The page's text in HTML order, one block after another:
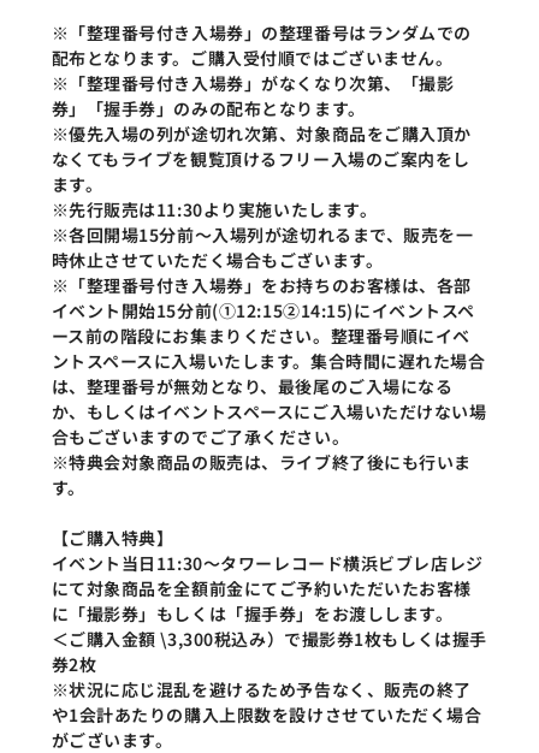
※「整理番号付き入場券」の整理番号はランダムでの
配布となります。ご購入受付順ではございません。
※「整理番号付き入場券」がなくなり次第、「撮影
券」「握手券」のみの配布となります。
※優先入場の列が途切れ次第、対象商品をご購入頂か
なくてもライブを観覧頂けるフリー入場のご案内をし
ます。
※先行販売は11:30より実施いたします。
※各回開場15分前～入場列が途切れるまで、販売を一
時休止させていただく場合もございます。
※「整理番号付き入場券」をお持ちのお客様は、各部
イベント開始15分前(①12:15②14:15)にイベントスペ
ース前の階段にお集まりください。整理番号順にイベ
ントスペースに入場いたします。集合時間に遅れた場合
は、整理番号が無効となり、最後尾のご入場になる
か、もしくはイベントスペースにご入場いただけない場
合もございますのでご了承ください。
※特典会対象商品の販売は、ライブ終了後にも行いま
す。
【ご購入特典】
イベント当日11:30～タワーレコード横浜ビブレ店レジ
にて対象商品を全額前金にてご予約いただいたお客様
に「撮影券」もしくは「握手券」をお渡しします。
＜ご購入金額 \3,300税込み）で撮影券1枚もしくは握手
券2枚
※状況に応じ混乱を避けるため予告なく、販売の終了
や1会計あたりの購入上限数を設けさせていただく場合
がございます。